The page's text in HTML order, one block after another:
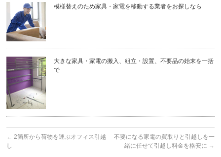
模様替えのため家具・家電を移動する業者をお探しなら
大きな家具・家電の搬入、組立・設置、不要品の始末を一括
で
← 2箇所から荷物を運ぶオフィス引越
し
不要になる家電の買取りと引越しを一
緒に任せて引越し料金を格安に →